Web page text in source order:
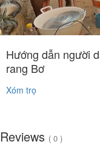
Hướng dẫn người
rang Bơ
Xóm trọ
Reviews ( 0 )